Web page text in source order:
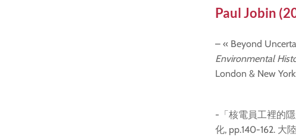
Paul Jobin
– « Beyond
Environmental
London & New
-「核電員工裡的
化, pp.140-162. 大